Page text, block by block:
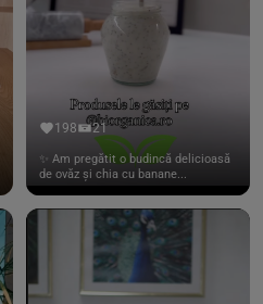
198 21
✨ Am pregătit o budincă delicioasă
de ovăz și chia cu banane...